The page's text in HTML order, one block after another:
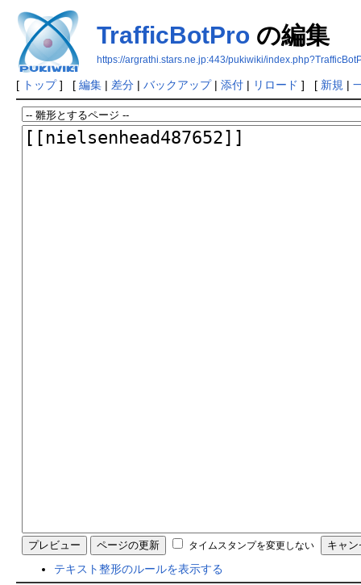
TrafficBotProの編集
https://argrathi.stars.ne.jp:443/pukiwiki/
[ トップ] [ 編集| 差分| バックアップ| 添付| リロード ] [ 新規 |
タイムスタンプを変更しない
テキスト整形のルールを表示する